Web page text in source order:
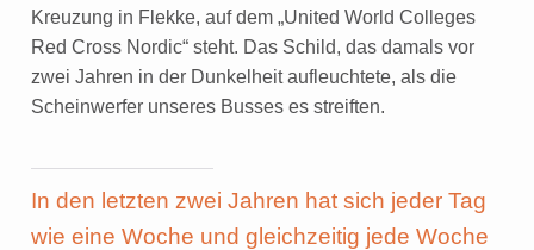
Kreuzung in Flekke, auf dem „United World Colleges
Red Cross Nordic“ steht. Das Schild, das damals vor
zwei Jahren in der Dunkelheit aufleuchtete, als die
Scheinwerfer unseres Busses es streiften.
In den letzten zwei Jahren hat sich jeder Tag
wie eine Woche und gleichzeitig jede Woche